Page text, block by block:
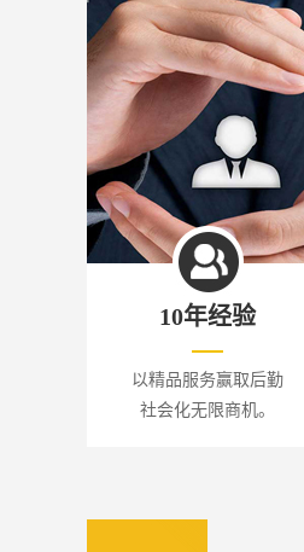
10年经验
以精品服务赢取后勤
社会化无限商机。